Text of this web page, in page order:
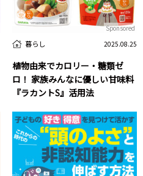
暮らし 2025.08.25
植物由来でカロリー・糖類ゼ
ロ！ 家族みんなに優しい甘味料
『ラカントS』活用法
Sponsored